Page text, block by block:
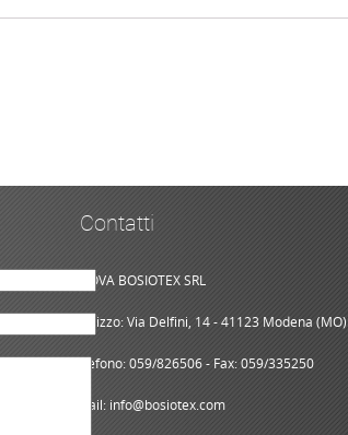
Contatti
NUOVA BOSIOTEX SRL
Indirizzo: Via Delfini, 14 - 41123 Modena (MO)
Telefono: 059/826506 - Fax: 059/335250
Email: info@bosiotex.com